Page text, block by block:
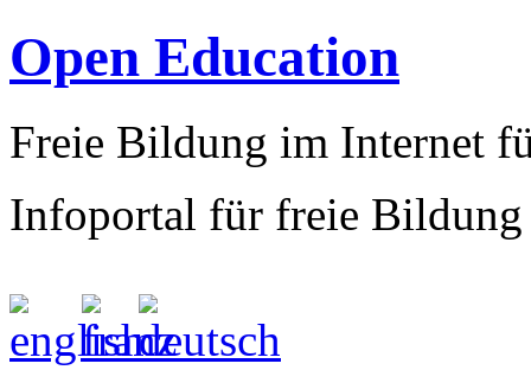
Open Education
Freie Bildung im Internet
Infoportal für freie Bildung